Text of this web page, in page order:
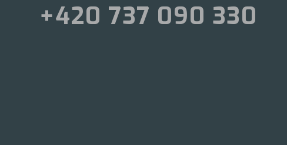
+420 737 090 330